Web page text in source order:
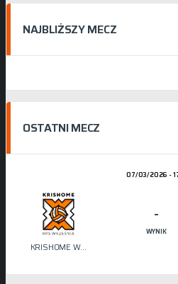
NAJBLIŻSZY MECZ
OSTATNI MECZ
07/03/2026 -
KRISHOME WRZEŚNIA
-
WYNIK